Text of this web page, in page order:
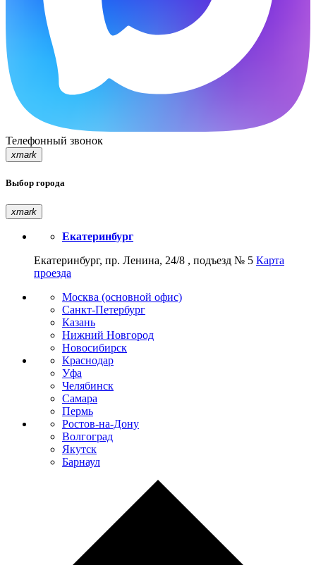
Телефонный звонок
xmark
Выбор города
xmark
Екатеринбург
Екатеринбург, пр. Ленина, 24/8 , подъезд № 5 Карта
проезда
Москва (основной офис)
Санкт-Петербург
Казань
Нижний Новгород
Новосибирск
Краснодар
Уфа
Челябинск
Самара
Пермь
Ростов-на-Дону
Волгоград
Якутск
Барнаул